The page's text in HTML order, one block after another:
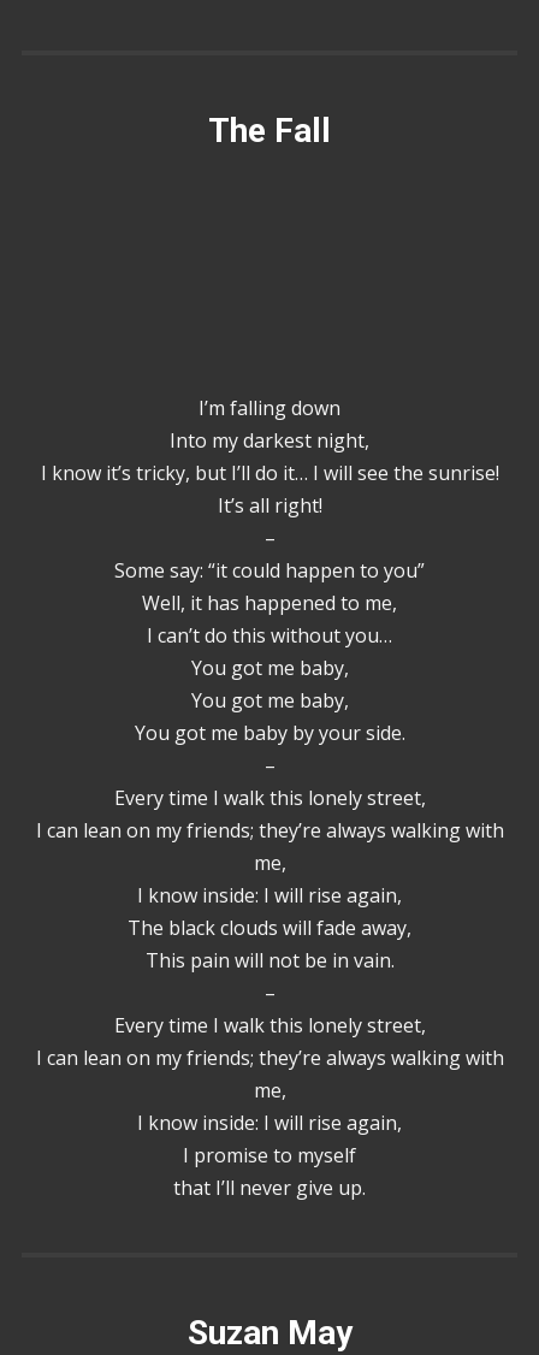
The Fall
I’m falling down
Into my darkest night,
I know it’s tricky, but I’ll do it… I will see the sunrise!
It’s all right!
–
Some say: “it could happen to you”
Well, it has happened to me,
I can’t do this without you…
You got me baby,
You got me baby,
You got me baby by your side.
–
Every time I walk this lonely street,
I can lean on my friends; they’re always walking with
me,
I know inside: I will rise again,
The black clouds will fade away,
This pain will not be in vain.
–
Every time I walk this lonely street,
I can lean on my friends; they’re always walking with
me,
I know inside: I will rise again,
I promise to myself
that I’ll never give up.
Suzan May